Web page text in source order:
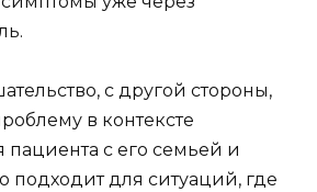
с другой стороны,
в контексте
пациента с его семьей и
подходит для ситуаций, где